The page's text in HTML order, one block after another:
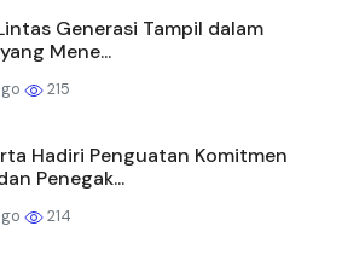
Generasi Tampil dalam
Mene...
215
Hadiri Penguatan Komitmen
Penegak...
214